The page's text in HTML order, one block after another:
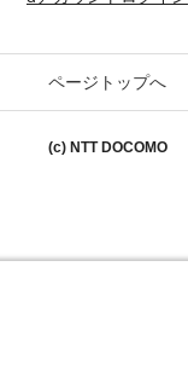
ページトップへ
(c) NTT DOCOMO